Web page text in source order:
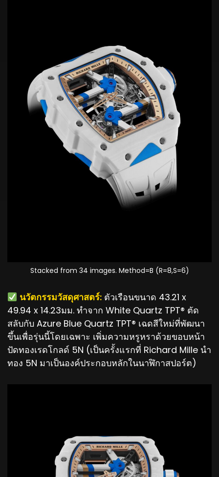
Stacked from 34 images. Method=B (R=8,S=6)
️ นวัตกรรมวัสดุศาสตร์:ตัวเรือนขนาด 43.21 x
49.94 x 14.23มม. ทำจาก White Quartz TPT® ตัด
สลับกับ Azure Blue Quartz TPT® เฉดสีใหม่ที่พัฒนา
ขึ้นเพื่อรุ่นนี้โดยเฉพาะ เพิ่มความหรูหราด้วยขอบหน้า
ปัดทองเรดโกลด์ 5N (เป็นครั้งแรกที่ Richard Mille นำ
ทอง 5N มาเป็นองค์ประกอบหลักในนาฬิกาสปอร์ต)